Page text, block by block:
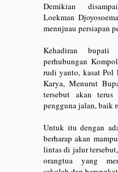
Demikian
Loekman
mennjuau persiapan
Kehadiran
perhubungan
rudi yanto, kasat Pol
Karya, Menurut
tersebut akan
pengguna jalan, baik
Untuk itu dengan
berharap akan
lintas di jalur
orangtua yang